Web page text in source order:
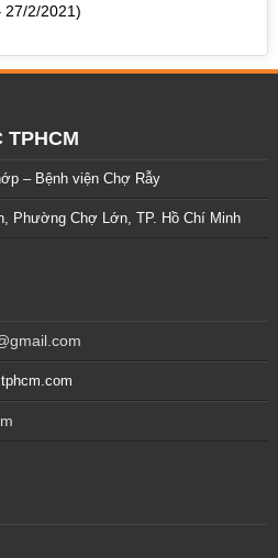
27/2/2021)
TPHCM
– Bệnh viện Chợ Rẫy
Phường Chợ Lớn, TP. Hồ Chí Minh